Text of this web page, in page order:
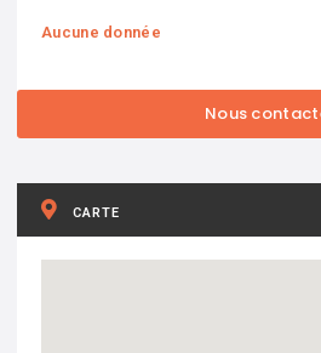
Aucune donnée
CARTE